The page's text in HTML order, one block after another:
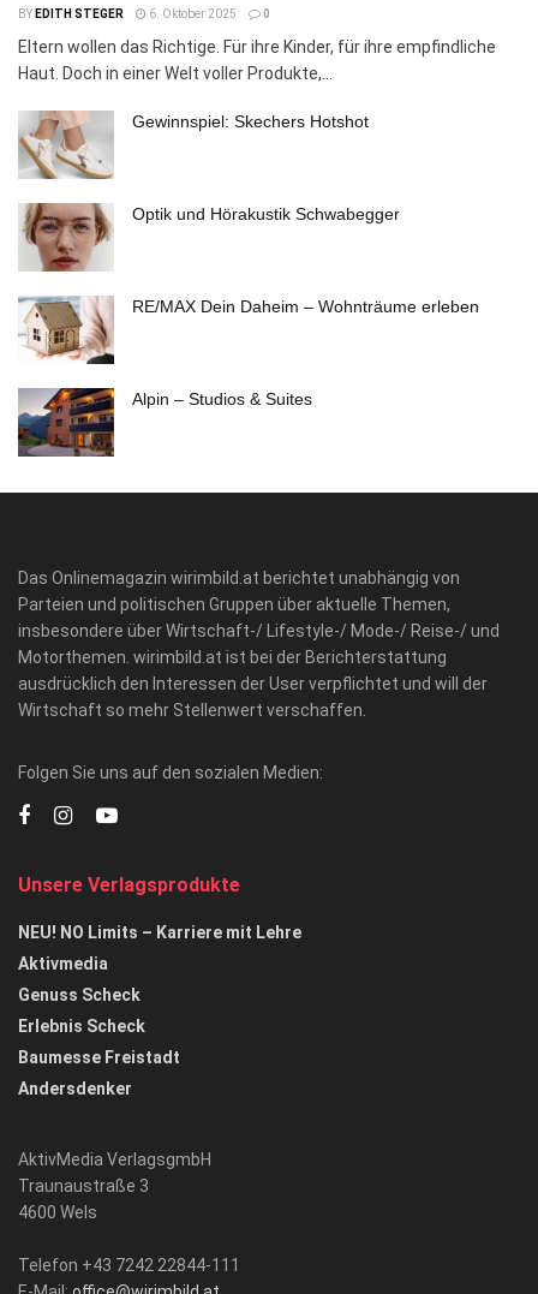
BY EDITH STEGER 6. Oktober 2025 0
Eltern wollen das Richtige. Für ihre Kinder, für ihre empfindliche
Haut. Doch in einer Welt voller Produkte,...
Gewinnspiel: Skechers Hotshot
Optik und Hörakustik Schwabegger
RE/MAX Dein Daheim – Wohnträume erleben
Alpin – Studios & Suites
Das Onlinemagazin wirimbild.at berichtet unabhängig von
Parteien und politischen Gruppen über aktuelle Themen,
insbesondere über Wirtschaft-/ Lifestyle-/ Mode-/ Reise-/ und
Motorthemen. wirimbild.at ist bei der Berichterstattung
ausdrücklich den Interessen der User verpflichtet und will der
Wirtschaft so mehr Stellenwert verschaffen.
Folgen Sie uns auf den sozialen Medien:
Unsere Verlagsprodukte
NEU! NO Limits – Karriere mit Lehre
Aktivmedia
Genuss Scheck
Erlebnis Scheck
Baumesse Freistadt
Andersdenker
AktivMedia VerlagsgmbH
Traunaustraße 3
4600 Wels
Telefon +43 7242 22844-111